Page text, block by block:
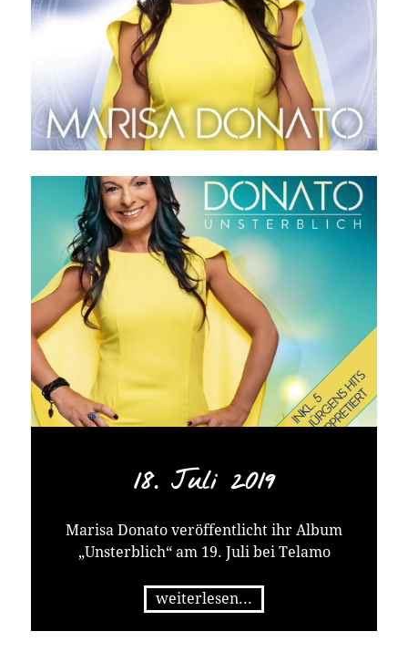
18. Juli 2019
Marisa Donato veröffentlicht ihr Album
„Unsterblich“ am 19. Juli bei Telamo
weiterlesen...